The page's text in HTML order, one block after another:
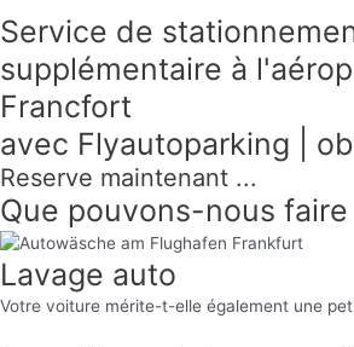
Service de
supplémentaire à
Francfort
avec Flyautoparking |
Reserve maintenant ...
Que pouvons-nous
Lavage auto
Votre voiture mérite-t-elle également une